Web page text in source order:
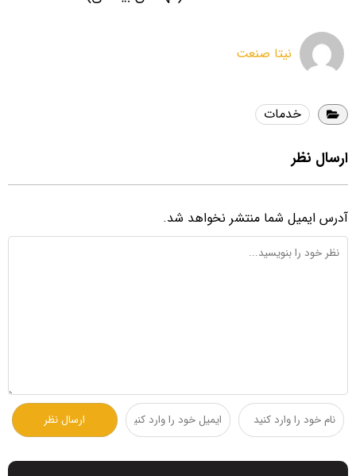
نیتا صنعت
خدمات
ارسال نظر
آدرس ایمیل شما منتشر نخواهد شد.